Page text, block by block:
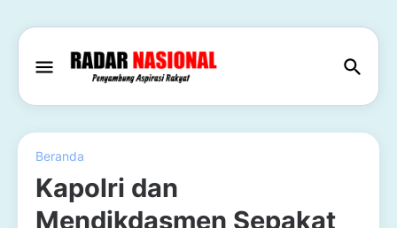
Beranda
Kapolri dan
Mendikdasmen Sepakat